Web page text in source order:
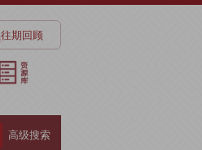
往期回顾
高级搜索